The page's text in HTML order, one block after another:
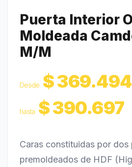
Puerta Interior
Moldeada
M/M
Desde $369.494
hasta $390.697
Caras constituidas por dos
premoldeados de HDF